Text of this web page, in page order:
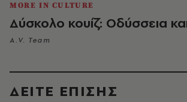
MORE IN CULTURE
Δύσκολο κουίζ: Οδύσσεια
A.V. Team
ΔΕΙΤΕ ΕΠΙΣΗΣ